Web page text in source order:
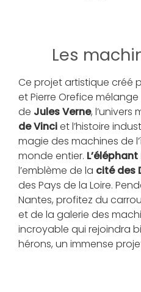
Les
Ce projet artistique créé
et Pierre Orefice
de Jules Verne, l’univers
de Vinciet l’histoire
magie des machines de
monde entier.
l’emblème de la cité des
des Pays de la Loire.
Nantes, profitez du
et de la galerie des
incroyable qui rejoindra
hérons, un immense